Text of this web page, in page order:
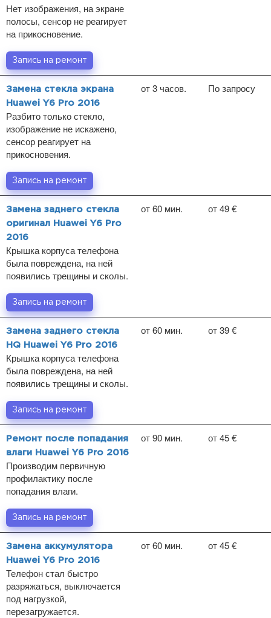
Нет изображения, на экране
полосы, сенсор не реагирует
на прикосновение.
Запись на ремонт
Замена стекла экрана
Huawei Y6 Pro 2016
Разбито только стекло,
изображение не искажено,
сенсор реагирует на
прикосновения.
от 3 часов. По запросу
Запись на ремонт
Замена заднего стекла
оригинал Huawei Y6 Pro
2016
Крышка корпуса телефона
была повреждена, на ней
появились трещины и сколы.
от 60 мин. от 49 €
Запись на ремонт
Замена заднего стекла
HQ Huawei Y6 Pro 2016
Крышка корпуса телефона
была повреждена, на ней
появились трещины и сколы.
от 60 мин. от 39 €
Запись на ремонт
Ремонт после попадания
влаги Huawei Y6 Pro 2016
Производим первичную
профилактику после
попадания влаги.
от 90 мин. от 45 €
Запись на ремонт
Замена аккумулятора
Huawei Y6 Pro 2016
Телефон стал быстро
разряжаться, выключается
под нагрузкой,
перезагружается.
от 60 мин. от 45 €